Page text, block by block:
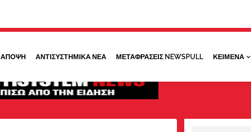
ΑΠΟΨΗ ΑΝΤΙΣΥΣΤΗΜΙΚΑ ΝΕΑ ΜΕΤΑΦΡΑΣΕΙΣ NEWSPULL ΚΕΙΜΕΝΑ
λαμβάνετε ειδοποιήσεις για σημαντικά θέματά